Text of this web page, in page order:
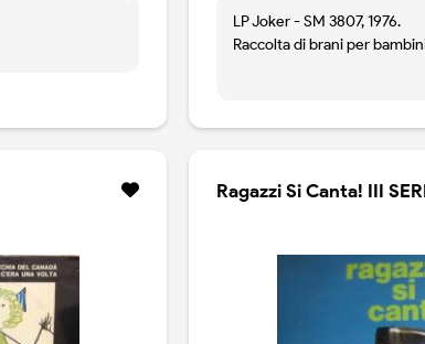
LP Joker - SM 3807, 1976.
Raccolta di brani per
Tartaruga, Le Avventure di
Ragazzi Si Canta! III